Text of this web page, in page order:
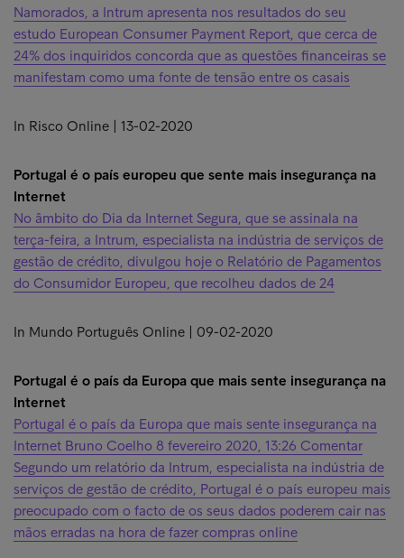
Namorados, a Intrum apresenta nos resultados do seu
estudo European Consumer Payment Report, que cerca de
24% dos inquiridos concorda que as questões financeiras se
manifestam como uma fonte de tensão entre os casais
In Risco Online | 13-02-2020
Portugal é o país europeu que sente mais insegurança na
Internet
No âmbito do Dia da Internet Segura, que se assinala na
terça-feira, a Intrum, especialista na indústria de serviços de
gestão de crédito, divulgou hoje o Relatório de Pagamentos
do Consumidor Europeu, que recolheu dados de 24
In Mundo Português Online | 09-02-2020
Portugal é o país da Europa que mais sente insegurança na
Internet
Portugal é o país da Europa que mais sente insegurança na
Internet Bruno Coelho 8 fevereiro 2020, 13:26 Comentar
Segundo um relatório da Intrum, especialista na indústria de
serviços de gestão de crédito, Portugal é o país europeu mais
preocupado com o facto de os seus dados poderem cair nas
mãos erradas na hora de fazer compras online